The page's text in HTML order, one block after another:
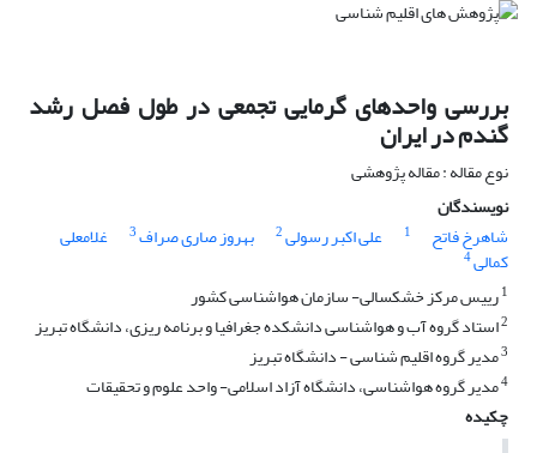
بررسی واحدهای گرمایی تجمعی در طول فصل رشد
گندم در ایران
نوع مقاله : مقاله پژوهشی
نویسندگان
شاهرخ فاتح
1 علی اکبر رسولی2 بهروز صاری صراف3 غلامعلی
کمالی4
1رییس مرکز خشکسالی- سازمان هواشناسی کشور
2استاد گروه آب و هواشناسی دانشکده جغرافیا و برنامه ریزی، دانشگاه تبریز
3مدیر گروه اقلیم شناسی - دانشگاه تبریز
4مدیر گروه هواشناسی، دانشگاه آزاد اسلامی- واحد علوم و تحقیقات
چکیده